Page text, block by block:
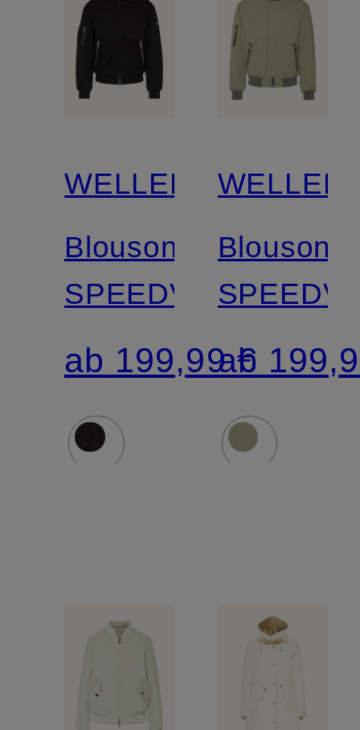
Kunstpelz
WELLENSTEYN
Blouson
SPEEDVIEW
ab 199,99 €
Blouson
ab